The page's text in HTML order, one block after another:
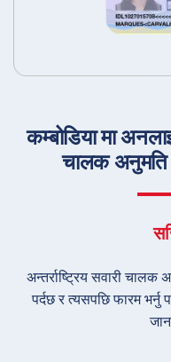
कम्बोडिया मा
चालक अनुमति
अन्तर्राष्ट्रिय सवारी चालक
पर्दछ र त्यसपछि फारम भर्नु